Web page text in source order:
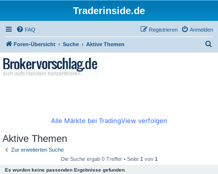
Traderinside.de
FAQ Anmelden
Registrieren
Foren-Übersicht Suche Aktive Themen
Alle Märkte bei TradingView verfolgen
Aktive Themen
Zur erweiterten Suche
Die Suche ergab 0 Treffer • Seite 1 von 1
Es wurden keine passenden Ergebnisse gefunden.